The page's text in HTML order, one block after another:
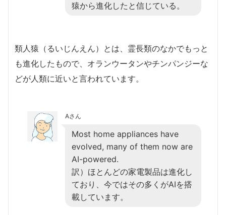
猿から進化したと信じている。
類人猿（るいじんえん）とは、霊長類のなかでもっと
も進化したもので、オランウータンやチンパンジーな
どが人類に近いと言われています。
Aさん
Most home appliances have
evolved, many of them now are
AI-powered.
訳）ほとんどの家電製品は進化し
ており、今ではその多くがAIを搭
載しています。